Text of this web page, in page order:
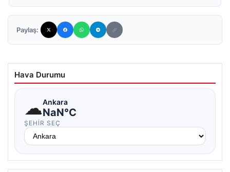
Paylaş:
Hava Durumu
☁Ankara
NaN°C
ŞEHIR SEÇ